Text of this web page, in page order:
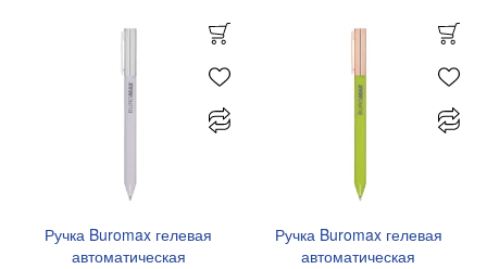
Ручка Buromax гелевая
автоматическая
Ручка Buromax гелевая
автоматическая